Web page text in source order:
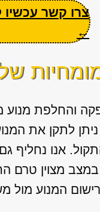
צרו קשר
←
והחלפת מנוע
לתקן את
אנו נחליף
מצוין טרם
המנוע מול